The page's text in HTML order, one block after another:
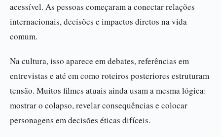
acessível. As pessoas começaram a conectar relações
internacionais, decisões e impactos diretos na vida
comum.
Na cultura, isso aparece em debates, referências em
entrevistas e até em como roteiros posteriores estruturam
tensão. Muitos filmes atuais ainda usam a mesma lógica:
mostrar o colapso, revelar consequências e colocar
personagens em decisões éticas difíceis.